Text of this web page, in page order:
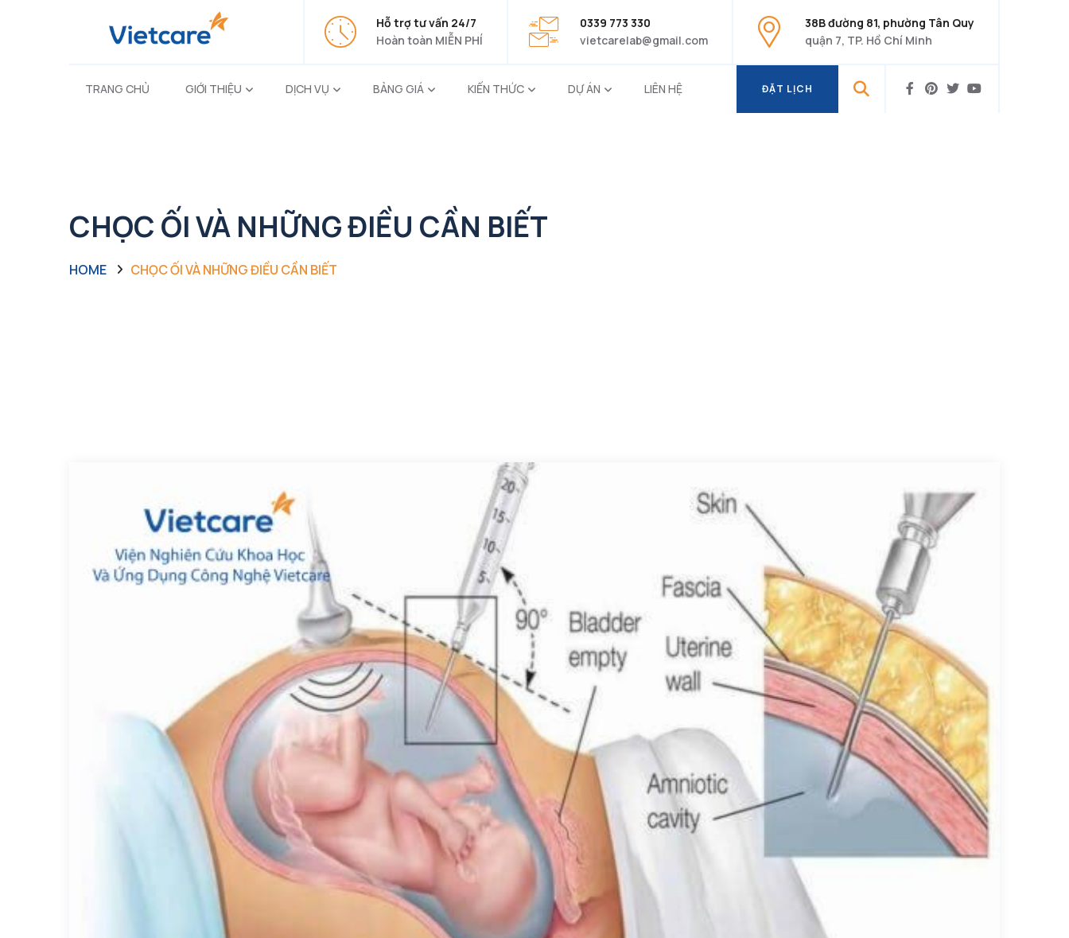
Hỗ trợ tư vấn 24/7
Hoàn toàn MIỄN PHÍ
0339 773 330
vietcarelab@gmail.com
38B đường 81, phường Tân Quy
quận 7, TP. Hồ Chí Minh
TRANG CHỦ GIỚI THIỆU DỊCH VỤ BẢNG GIÁ KIẾN THỨC DỰ ÁN LIÊN HỆ
ĐẶT LỊCH
CHỌC ỐI VÀ NHỮNG ĐIỀU CẦN BIẾT
HOME CHỌC ỐI VÀ NHỮNG ĐIỀU CẦN BIẾT